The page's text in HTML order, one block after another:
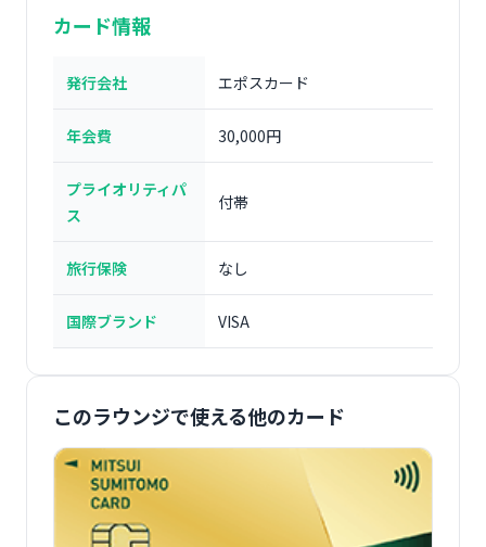
カード情報
発行会社 エポスカード
年会費 30,000円
プライオリティパ
ス
付帯
旅行保険 なし
国際ブランド VISA
このラウンジで使える他のカード